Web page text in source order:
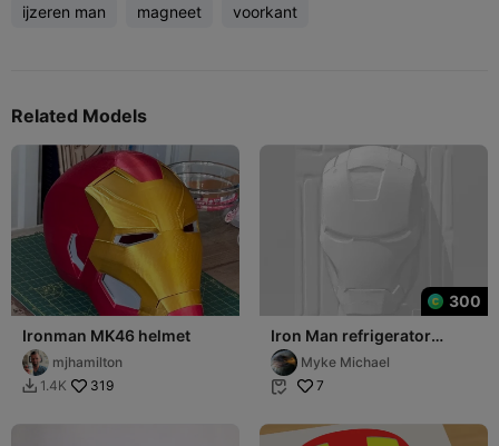
ijzeren man magneet voorkant
Related Models
Ironman MK46 helmet
mjhamilton
 1.4K 319
300
Iron Man refrigerator
MagnetMyke Michael
 7